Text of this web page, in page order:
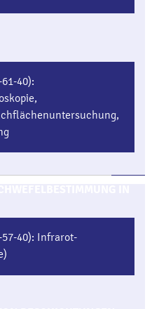
40):
40): Infrarot-